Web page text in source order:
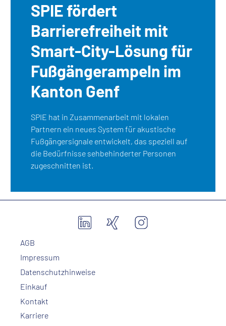
SPIE fördert
Barrierefreiheit mit
Smart-City-Lösung für
Fußgängerampeln im
Kanton Genf
SPIE hat in Zusammenarbeit mit lokalen
Partnern ein neues System für akustische
Fußgängersignale entwickelt, das speziell auf
die Bedürfnisse sehbehinderter Personen
zugeschnitten ist.
AGB
Impressum
Datenschutzhinweise
Einkauf
Kontakt
Karriere